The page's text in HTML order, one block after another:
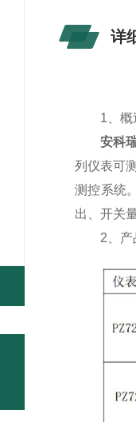
详
1、概
安科
列仪表可
测控系统
出、开关
2、产